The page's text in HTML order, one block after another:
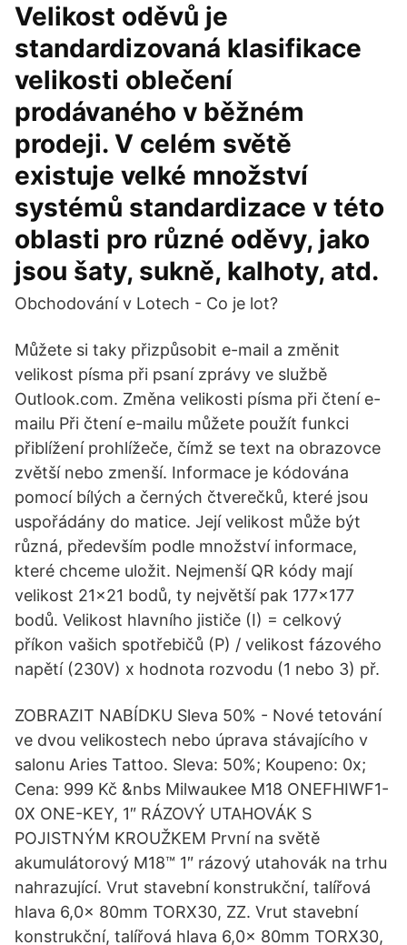
Velikost oděvů je
standardizovaná klasifikace
velikosti oblečení
prodávaného v běžném
prodeji. V celém světě
existuje velké množství
systémů standardizace v této
oblasti pro různé oděvy, jako
jsou šaty, sukně, kalhoty, atd.
Obchodování v Lotech - Co je lot?
Můžete si taky přizpůsobit e-mail a změnit
velikost písma při psaní zprávy ve službě
Outlook.com. Změna velikosti písma při čtení e-
mailu Při čtení e-mailu můžete použít funkci
přiblížení prohlížeče, čímž se text na obrazovce
zvětší nebo zmenší. Informace je kódována
pomocí bílých a černých čtverečků, které jsou
uspořádány do matice. Její velikost může být
různá, především podle množství informace,
které chceme uložit. Nejmenší QR kódy mají
velikost 21×21 bodů, ty největší pak 177×177
bodů. Velikost hlavního jističe (I) = celkový
příkon vašich spotřebičů (P) / velikost fázového
napětí (230V) x hodnota rozvodu (1 nebo 3) př.
ZOBRAZIT NABÍDKU Sleva 50% - Nové tetování
ve dvou velikostech nebo úprava stávajícího v
salonu Aries Tattoo. Sleva: 50%; Koupeno: 0x;
Cena: 999 Kč &nbs Milwaukee M18 ONEFHIWF1-
0X ONE-KEY, 1″ RÁZOVÝ UTAHOVÁK S
POJISTNÝM KROUŽKEM První na světě
akumulátorový M18™ 1″ rázový utahovák na trhu
nahrazující. Vrut stavební konstrukční, talířová
hlava 6,0x 80mm TORX30, ZZ. Vrut stavební
konstrukční, talířová hlava 6,0x 80mm TORX30,